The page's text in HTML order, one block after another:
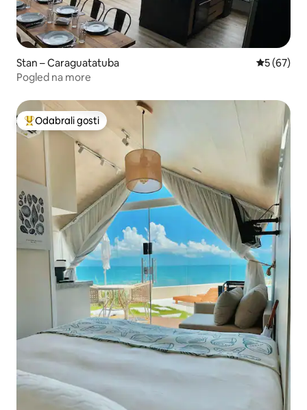
Stan – Caraguatatuba Prosječna
5 (67)
Pogled na more
Među najviše rangiranima s oznakom „Odabrali gosti”
Odabrali gosti